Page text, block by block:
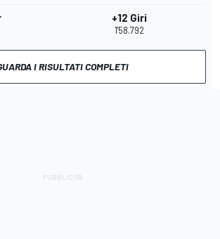
+12 Giri
1'58.792
I RISULTATI COMPLETI